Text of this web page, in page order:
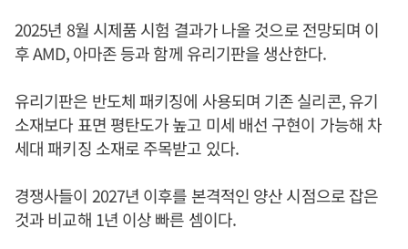
2025년 8월 시제품 시험 결과가 나올 것으로 전망되며 이
후 AMD, 아마존 등과 함께 유리기판을 생산한다.
유리기판은 반도체 패키징에 사용되며 기존 실리콘, 유기
소재보다 표면 평탄도가 높고 미세 배선 구현이 가능해 차
세대 패키징 소재로 주목받고 있다.
경쟁사들이 2027년 이후를 본격적인 양산 시점으로 잡은
것과 비교해 1년 이상 빠른 셈이다.